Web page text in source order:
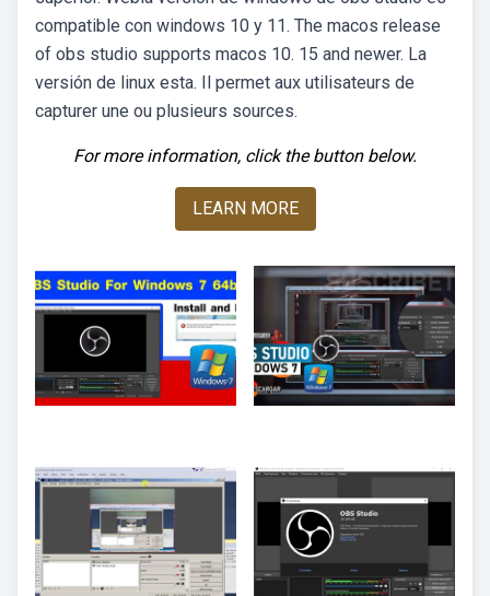
compatible con windows 10 y 11. The macos release
of obs studio supports macos 10. 15 and newer. La
versión de linux esta. Il permet aux utilisateurs de
capturer une ou plusieurs sources.
For more information, click the button below.
LEARN MORE